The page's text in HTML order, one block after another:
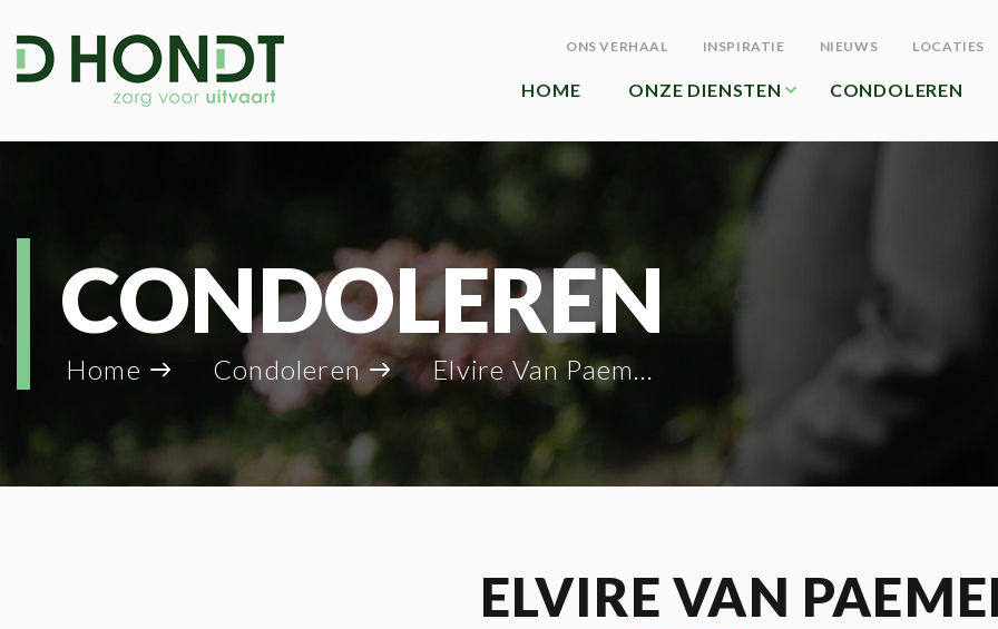
ONS VERHAAL INSPIRATIE NIEUWS LOCATIES
HOME ONZE DIENSTEN CONDOLEREN
CONDOLEREN
Home Condoleren Elvire Van Paemel
ELVIRE VAN